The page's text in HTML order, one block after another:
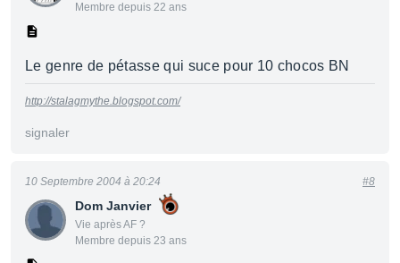
Membre depuis 22 ans
Le genre de pétasse qui suce pour 10 chocos BN
http://stalagmythe.blogspot.com/
signaler
Dom Janvier
Vie après AF ?
Membre depuis 23 ans
10 Septembre 2004 à 20:24 #8